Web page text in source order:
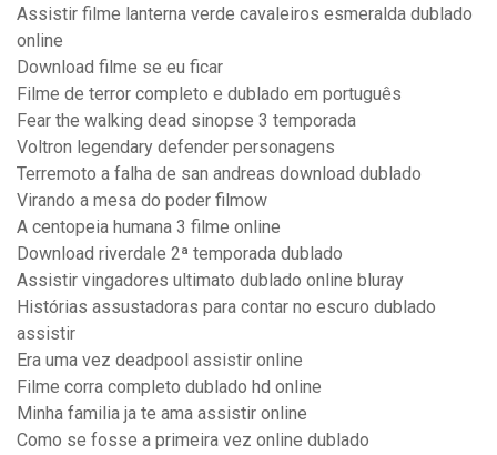
Assistir filme lanterna verde cavaleiros esmeralda dublado
online
Download filme se eu ficar
Filme de terror completo e dublado em português
Fear the walking dead sinopse 3 temporada
Voltron legendary defender personagens
Terremoto a falha de san andreas download dublado
Virando a mesa do poder filmow
A centopeia humana 3 filme online
Download riverdale 2ª temporada dublado
Assistir vingadores ultimato dublado online bluray
Histórias assustadoras para contar no escuro dublado
assistir
Era uma vez deadpool assistir online
Filme corra completo dublado hd online
Minha familia ja te ama assistir online
Como se fosse a primeira vez online dublado